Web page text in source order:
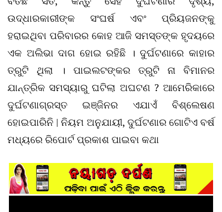
ଉଦ୍ଧାରକାରୀଙ୍କ ସଂଘର୍ଷ ଏବଂ ପ୍ରିୟଜନଙ୍କୁ
ହରାଇଥିବା ପରିବାରର କୋହ ଆଜି ସମସ୍ତଙ୍କ ହୃଦୟରେ
ଏକ ଅଲିଭା ଦାଗ ହୋଇ ରହିଛି । ଦୁର୍ଘଟଣାରେ କାହାର
ତ୍ରୁଟି ଥିଲା । ପାଇଲଟଙ୍କର ତ୍ରୁଟି ନା ବିମାନର
ଯାନ୍ତ୍ରିକ ସମସ୍ୟାରୁ ଘଟିଲା ଅଘଟଣ ? ଆମେରିକାରେ
ଦୁର୍ଘଟଣାଗ୍ରସ୍ତ ଇଞ୍ଜିନର ଏଯାଏଁ ବିଶ୍ଲେଷଣ
ହୋଇପାରିନି | ନିୟମ ଅନୁଯାୟୀ, ଦୁର୍ଘଟଣାର ଗୋଟିଏ ବର୍ଷ
ମଧ୍ୟରେ ରିପୋର୍ଟ ପ୍ରକାଶ ପାଇବା କଥା